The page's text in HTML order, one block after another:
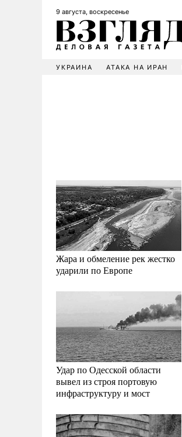
9 августа, воскресенье
УКРАИНА АТАКА НА ИРАН
Жара и обмеление рек жестко
ударили по Европе
Удар по Одесской области
вывел из строя портовую
инфраструктуру и мост